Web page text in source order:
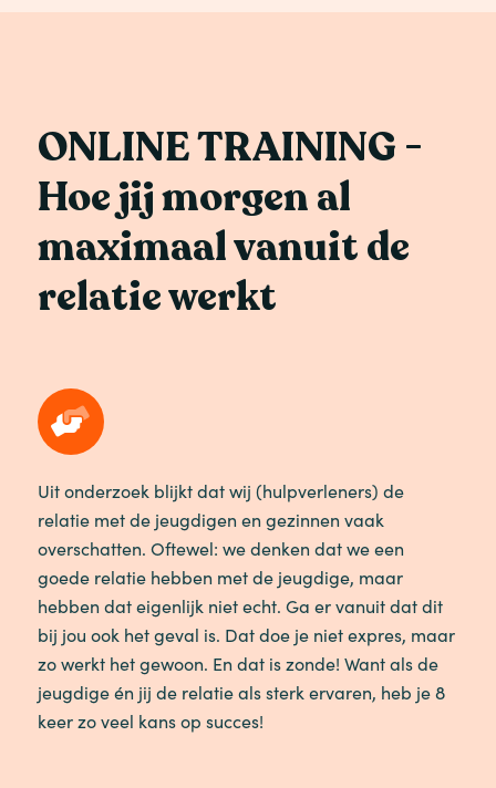
ONLINE TRAINING -
Hoe jij morgen al
maximaal vanuit de
relatie werkt
Uit onderzoek blijkt dat wij (hulpverleners) de
relatie met de jeugdigen en gezinnen vaak
overschatten. Oftewel: we denken dat we een
goede relatie hebben met de jeugdige, maar
hebben dat eigenlijk niet echt. Ga er vanuit dat dit
bij jou ook het geval is. Dat doe je niet expres, maar
zo werkt het gewoon. En dat is zonde! Want als de
jeugdige én jij de relatie als sterk ervaren, heb je 8
keer zo veel kans op succes!